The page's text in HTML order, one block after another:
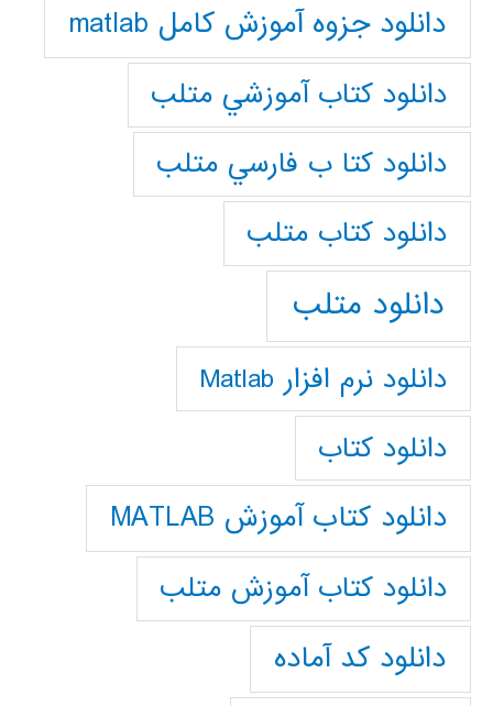
دانلود جزوه آموزش کامل matlab
دانلود كتاب آموزشي متلب
دانلود كتا ب فارسي متلب
دانلود كتاب متلب
دانلود متلب
دانلود نرم افزار Matlab
دانلود کتاب
دانلود کتاب آموزش MATLAB
دانلود کتاب آموزش متلب
دانلود کد آماده